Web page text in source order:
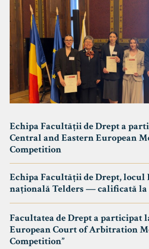
Echipa Facultății de Drept a
Central and Eastern European
Competition
Echipa Facultății de Drept, locul
națională Telders — calificată la
Facultatea de Drept a participat
European Court of Arbitration
Competition”